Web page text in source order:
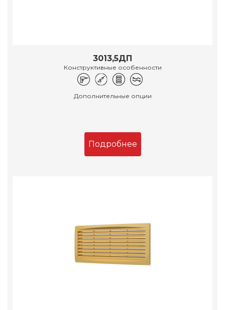
3013,5ДП
Конструктивные особенности
Дополнительные опции
Подробнее